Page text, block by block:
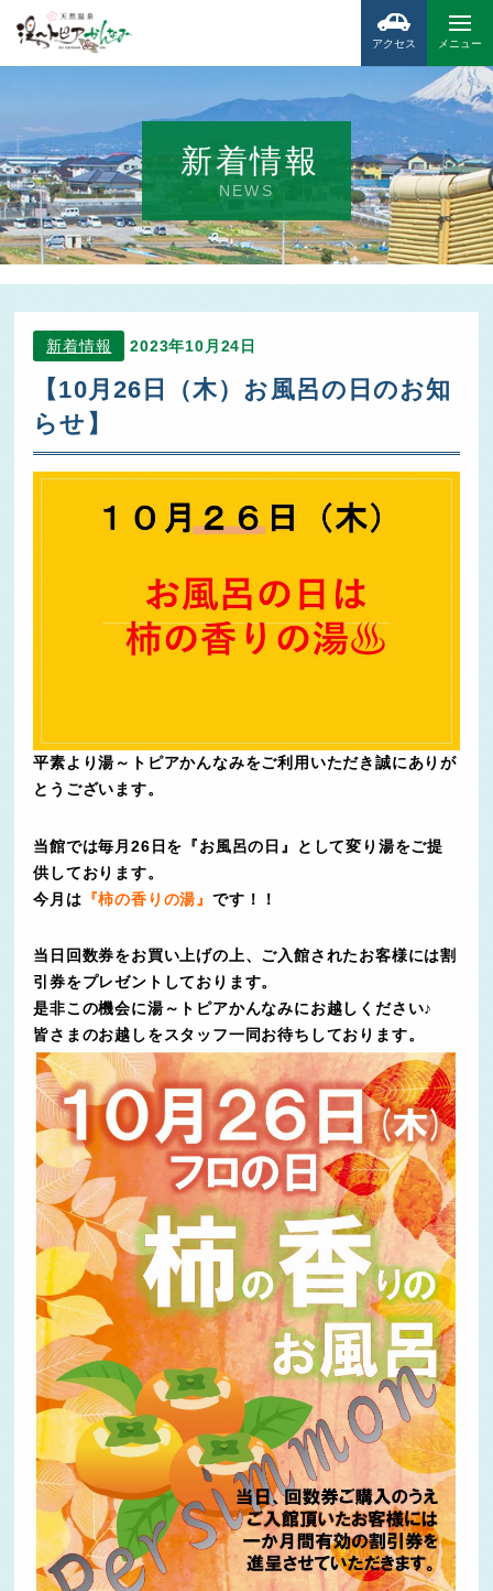
メニュー
アクセス
新着情報
NEWS
新着情報 2023年10月24日
【10月26日（木）お風呂の日のお知
らせ】
平素より湯～トピアかんなみをご利用いただき誠にありが
とうございます。
当館では毎月26日を『お風呂の日』として変り湯をご提
供しております。
今月は 『柿の香りの湯』です！！
当日回数券をお買い上げの上、ご入館されたお客様には割
引券をプレゼントしております。
是非この機会に湯～トピアかんなみにお越しください♪
皆さまのお越しをスタッフ一同お待ちしております。